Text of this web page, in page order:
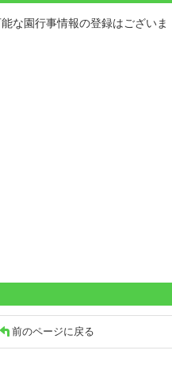
な園行事情報の登録はございま
前のページに戻る